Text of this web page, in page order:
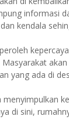
informasi
kendala
yang ada di
menyimpulkan
di sini,